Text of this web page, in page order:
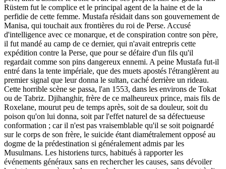
Rüstem fut le complice et le principal agent de la haine et de la
perfidie de cette femme. Mustafa résidait dans son gouvernement de
Manisa, qui touchait aux frontières du roi de Perse. Accusé
d'intelligence avec ce monarque, et de conspiration contre son père,
il fut mandé au camp de ce dernier, qui n'avait entrepris cette
expédition contre la Perse, que pour se défaire d'un fils qu'il
regardait comme son pins dangereux ennemi. A peine Mustafa fut-il
entré dans la tente impériale, que des muets apostés l'étranglèrent au
premier signal que leur donna le sultan, caché derrière un rideau.
Cette horrible scène se passa, l'an 1553, dans les environs de Tokat
ou de Tabriz. Djihanghir, frère de ce malheureux prince, mais fils de
Roxelane, mourut peu de temps après, soit de sa douleur, soit du
poison qu'on lui donna, soit par l'effet naturel de sa défectueuse
conformation ; car il n'est pas vraisemblable qu'il se soit poignardé
sur le corps de son frère, le suicide étant diamétralement opposé au
dogme de la prédestination si généralement admis par les
Musulmans. Les historiens turcs, habitués à rapporter les
événements généraux sans en rechercher les causes, sans dévoiler